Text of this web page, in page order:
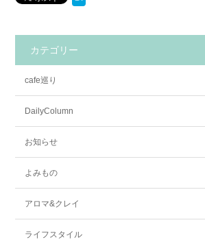
カテゴリー
cafe巡り
DailyColumn
お知らせ
よみもの
アロマ&クレイ
ライフスタイル